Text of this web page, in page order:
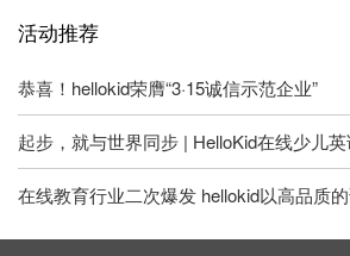
活动推荐
恭喜！hellokid荣膺“3·15诚信示范企业”
起步，就与世界同步 | HelloKid在线少儿
在线教育行业二次爆发 hellokid以高品质